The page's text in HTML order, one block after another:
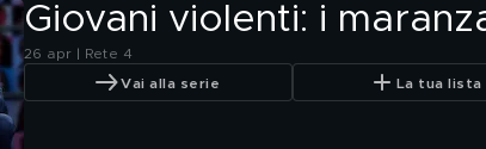
Giovani violenti: i
26 apr | Rete 4
Vai alla serie La tua lista